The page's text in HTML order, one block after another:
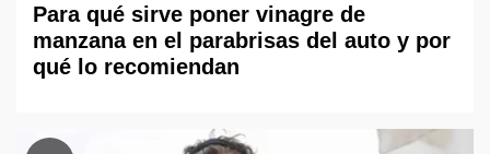
Para qué sirve poner vinagre de
manzana en el parabrisas del auto y por
qué lo recomiendan